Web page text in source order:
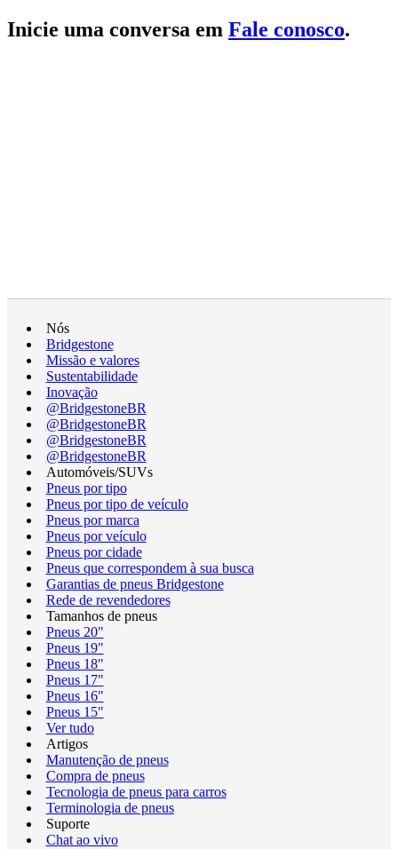
Inicie uma conversa em Fale conosco.
Nós
Bridgestone
Missão e valores
Sustentabilidade
Inovação
@BridgestoneBR
@BridgestoneBR
@BridgestoneBR
@BridgestoneBR
Automóveis/SUVs
Pneus por tipo
Pneus por tipo de veículo
Pneus por marca
Pneus por veículo
Pneus por cidade
Pneus que correspondem à sua busca
Garantias de pneus Bridgestone
Rede de revendedores
Tamanhos de pneus
Pneus 20"
Pneus 19"
Pneus 18"
Pneus 17"
Pneus 16"
Pneus 15"
Ver tudo
Artigos
Manutenção de pneus
Compra de pneus
Tecnologia de pneus para carros
Terminologia de pneus
Suporte
Chat ao vivo